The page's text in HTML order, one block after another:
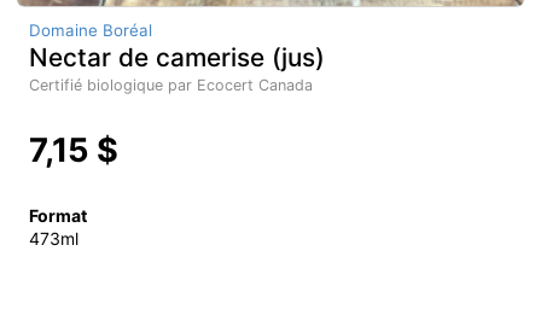
Domaine Boréal
Nectar de camerise (jus)
Certifié biologique par Ecocert Canada
7,15 $
Format
473ml